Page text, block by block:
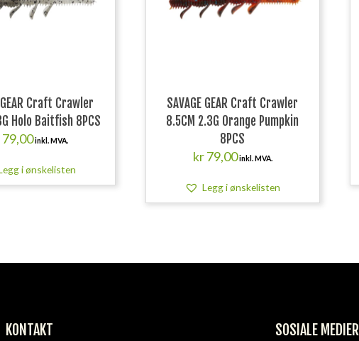
GEAR Craft Crawler
Holo Baitfish 8PCS
79,00 inkl. MVA.
i ønskelisten
SAVAGE GEAR Craft Crawler
8.5CM 2.3G Orange Pumpkin
8PCS
kr79,00inkl. MVA.
Legg i ønskelisten
KONTAKT SOSIALE MEDIER